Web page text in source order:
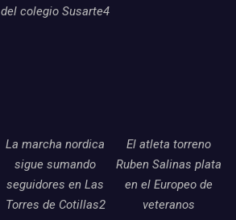
del colegio Susarte4
La marcha nordica
sigue sumando
seguidores en Las
Torres de Cotillas2
El atleta torreno
Ruben Salinas plata
en el Europeo de
veteranos